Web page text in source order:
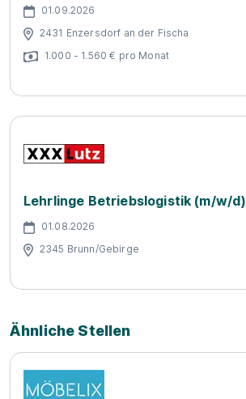
01.09.2026
2431 Enzersdorf an der Fischa
1.000 - 1.560 € pro Monat
Lehrlinge Betriebslogistik (m/w/d)
01.08.2026
2345 Brunn/Gebirge
Ähnliche Stellen